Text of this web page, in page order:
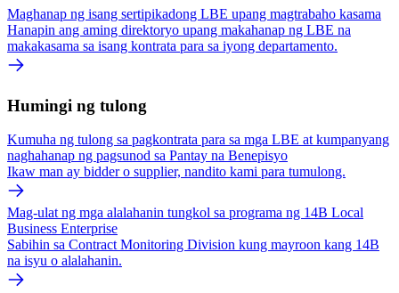
Maghanap ng isang sertipikadong LBE upang magtrabaho kasama
Hanapin ang aming direktoryo upang makahanap ng LBE na
makakasama sa isang kontrata para sa iyong departamento.
Humingi ng tulong
Kumuha ng tulong sa pagkontrata para sa mga LBE at kumpanyang
naghahanap ng pagsunod sa Pantay na Benepisyo
Ikaw man ay bidder o supplier, nandito kami para tumulong.
Mag-ulat ng mga alalahanin tungkol sa programa ng 14B Local
Business Enterprise
Sabihin sa Contract Monitoring Division kung mayroon kang 14B
na isyu o alalahanin.